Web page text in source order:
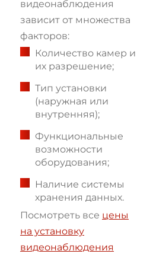
видеонаблюдения
зависит от множества
факторов:
Количество камер и
их разрешение;
Тип установки
(наружная или
внутренняя);
Функциональные
возможности
оборудования;
Наличие системы
хранения данных.
Посмотреть все цены
на установку
видеонаблюдения